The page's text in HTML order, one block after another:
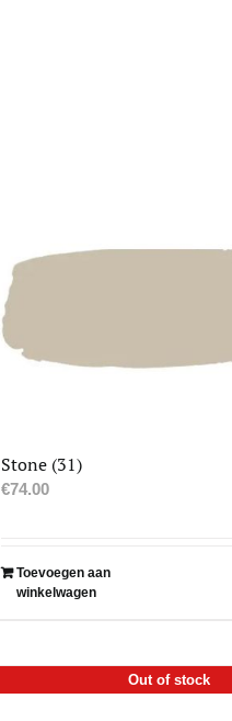
Stone (31)
€74.00
Toevoegen aan
winkelwagen
Out of stock